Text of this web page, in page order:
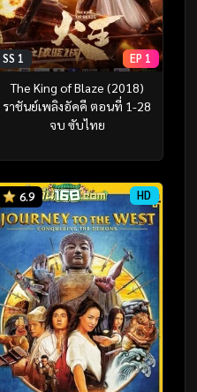
SS 1 EP 1
The King of Blaze (2018)
ราชันย์เพลิงอัคคี ตอนที่ 1-28
จบ ซับไทย
6.9 HD